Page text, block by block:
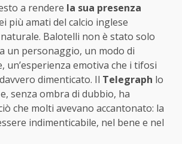
a rendere la sua presenza
più amati del calcio inglese
Balotelli non è stato solo
un personaggio, un modo di
un’esperienza emotiva che i tifosi
dimenticato. Il Telegraph lo
senza ombra di dubbio, ha
che molti avevano accantonato: la
indimenticabile, nel bene e nel